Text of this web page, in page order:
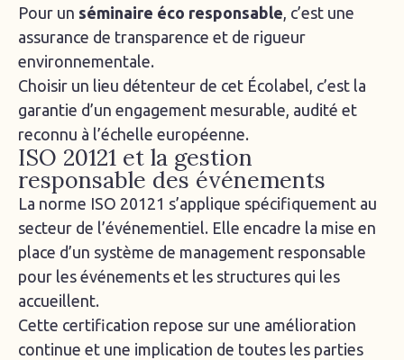
Pour un séminaire éco responsable, c’est une
assurance de transparence et de rigueur
environnementale.
Choisir un lieu détenteur de cet Écolabel, c’est la
garantie d’un engagement mesurable, audité et
reconnu à l’échelle européenne.
ISO 20121 et la gestion
responsable des événements
La norme ISO 20121 s’applique spécifiquement au
secteur de l’événementiel. Elle encadre la mise en
place d’un système de management responsable
pour les événements et les structures qui les
accueillent.
Cette certification repose sur une amélioration
continue et une implication de toutes les parties